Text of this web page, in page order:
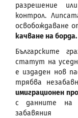
разрешение
контрол.
освобождаване
качване на борда.
Българските
статут на
е издаден нов
трябва
имиграционен
с данните на